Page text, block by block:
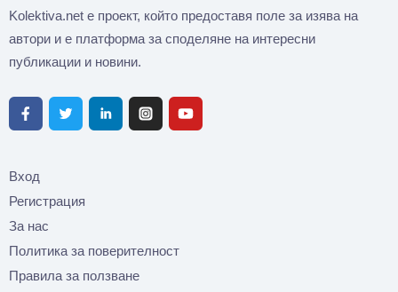
Kolektiva.net е проект, който предоставя поле за изява на
автори и е платформа за споделяне на интересни
публикации и новини.
Вход
Регистрация
За нас
Политика за поверителност
Правила за ползване